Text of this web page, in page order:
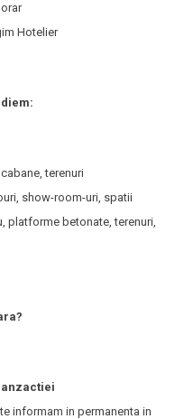
terenuri
show-room-uri, spatii
platforme betonate, terenuri,
informam in permanenta in